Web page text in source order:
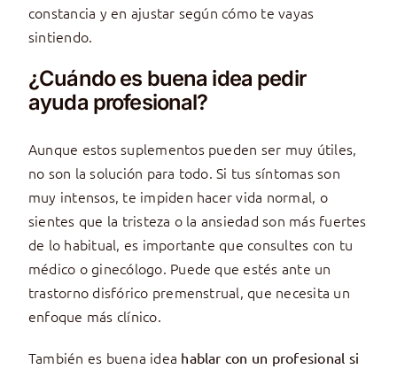
constancia y en ajustar según cómo te vayas
sintiendo.
¿Cuándo es buena idea pedir
ayuda profesional?
Aunque estos suplementos pueden ser muy útiles,
no son la solución para todo. Si tus síntomas son
muy intensos, te impiden hacer vida normal, o
sientes que la tristeza o la ansiedad son más fuertes
de lo habitual, es importante que consultes con tu
médico o ginecólogo. Puede que estés ante un
trastorno disfórico premenstrual, que necesita un
enfoque más clínico.
También es buena idea hablar con un profesional si